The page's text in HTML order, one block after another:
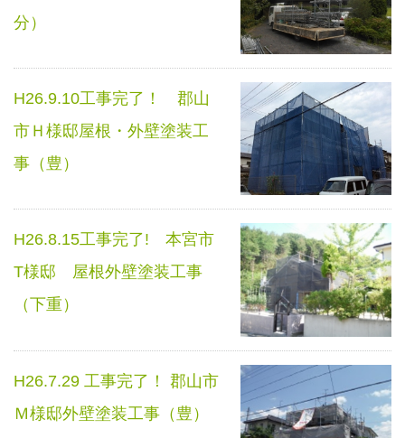
分）
H26.9.10工事完了！ 郡山
市Ｈ様邸屋根・外壁塗装工
事（豊）
H26.8.15工事完了! 本宮市
T様邸 屋根外壁塗装工事
（下重）
H26.7.29 工事完了！ 郡山市
Ｍ様邸外壁塗装工事（豊）